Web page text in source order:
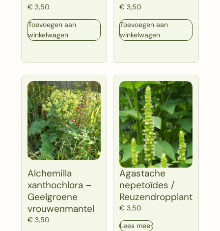
€ 3,50
Toevoegen aan
winkelwagen
€ 3,50
Toevoegen aan
winkelwagen
Alchemilla
xanthochlora –
Geelgroene
vrouwenmantel
€ 3,50
Agastache
nepetoïdes /
Reuzendropplant
€ 3,50
Lees meer